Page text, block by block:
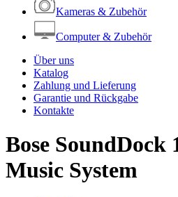
Kameras & Zubehör
Computer & Zubehör
Über uns
Katalog
Zahlung und Lieferung
Garantie und Rückgabe
Kontakte
Bose SoundDock
Music System